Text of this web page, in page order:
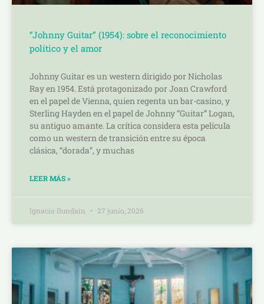
“Johnny Guitar” (1954): sobre el reconocimiento
político y el amor
Johnny Guitar es un western dirigido por Nicholas
Ray en 1954. Está protagonizado por Joan Crawford
en el papel de Vienna, quien regenta un bar-casino, y
Sterling Hayden en el papel de Johnny “Guitar” Logan,
su antiguo amante. La crítica considera esta película
como un western de transición entre su época
clásica, “dorada”, y muchas
LEER MÁS »
Ignacio Ilundain 27 junio, 2026